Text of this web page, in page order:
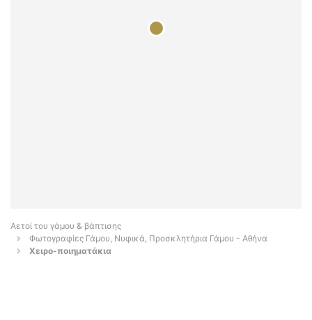
Αετοί του γάμου & βάπτισης
Φωτογραφίες Γάμου, Νυφικά, Προσκλητήρια Γάμου - Αθήνα
Χειρο-ποιηματάκια